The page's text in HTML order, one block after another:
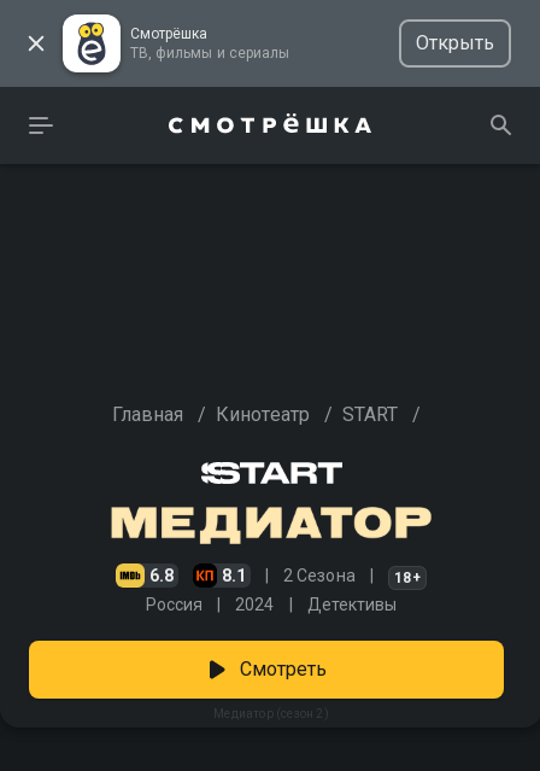
Смотрёшка
ТВ, фильмы и сериалы
Открыть
Главная / Кинотеатр / START /
6.8 8.1 2 Сезона 18+
Россия 2024 Детективы
Медиатор (сезон 2)
Смотреть